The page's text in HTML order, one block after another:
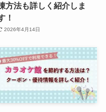
方法も詳しく紹介しま
！
2026年4月14日